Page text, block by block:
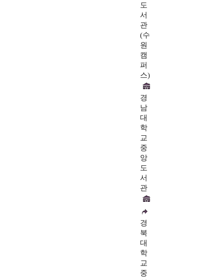
도
서
관
(수
원
캠
퍼
스)
경
남
대
학
교
중
앙
도
서
관
경
북
대
학
교
중